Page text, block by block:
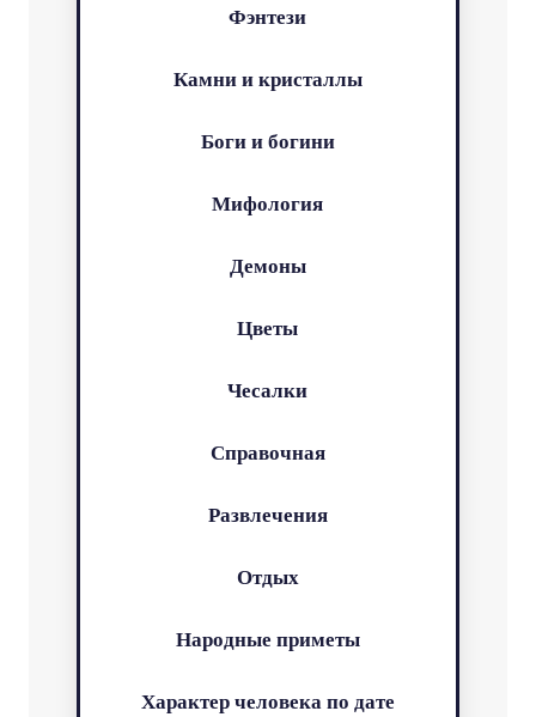
Фэнтези
Камни и кристаллы
Боги и богини
Мифология
Демоны
Цветы
Чесалки
Справочная
Развлечения
Отдых
Народные приметы
Характер человека по дате